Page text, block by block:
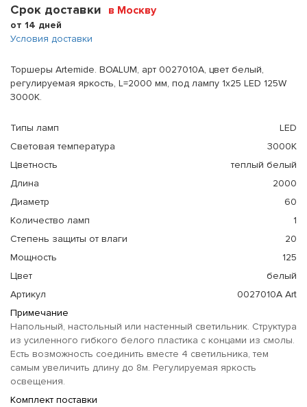
Срок доставки в Москву
от 14 дней
Условия доставки
Торшеры Artemide. BOALUM, арт 0027010A, цвет белый,
регулируемая яркость, L=2000 мм, под лампу 1x25 LED 125W
3000K.
Типы ламп
LED
Световая температура
3000К
Цветность
теплый белый
Длина
2000
Диаметр
60
Количество ламп
1
Степень защиты от влаги
20
Мощность
125
Цвет
белый
Артикул
0027010A Art
Примечание
Напольный, настольный или настенный светильник. Структура
из усиленного гибкого белого пластика с концами из смолы.
Есть возможность соединить вместе 4 светильника, тем
самым увеличить длину до 8м. Регулируемая яркость
освещения.
Комплект поставки